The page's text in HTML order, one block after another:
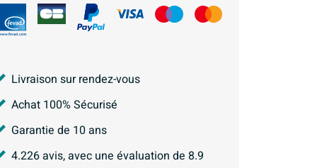
Livraison sur rendez-vous
Achat 100% Sécurisé
Garantie de 10 ans
4.226avis, avec une évaluation de 8.9